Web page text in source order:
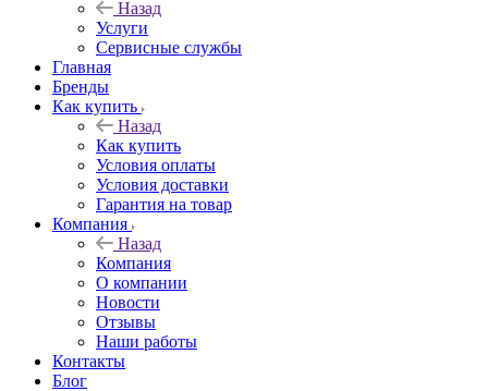
Назад
Услуги
Сервисные службы
Главная
Бренды
Как купить
Назад
Как купить
Условия оплаты
Условия доставки
Гарантия на товар
Компания
Назад
Компания
О компании
Новости
Отзывы
Наши работы
Контакты
Блог